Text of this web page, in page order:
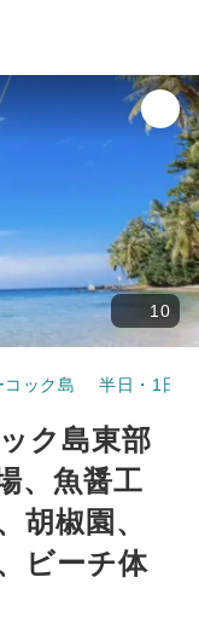
10
コック島 半日・1日
ク島東部
、魚醤工
椒園、
ビーチ体